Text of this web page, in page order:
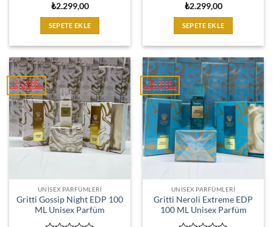
üzerinden
0
oy
aldı
₺2.299,00
SEPETE EKLE
üzerinden
0
oy
aldı
₺2.299,00
SEPETE EKLE
UNISEX PARFÜMLERI
Gritti Gossip Night EDP 100
ML Unisex Parfüm
UNISEX PARFÜMLERI
Gritti Neroli Extreme EDP
100 ML Unisex Parfüm